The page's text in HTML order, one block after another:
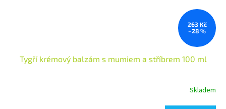
263 Kč
–28 %
Tygří krémový balzám s mumiem a stříbrem 100 ml
Skladem